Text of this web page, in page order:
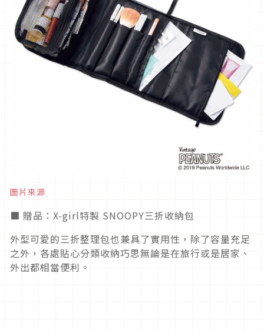
圖片來源
■ 贈品：X-girl特製 SNOOPY三折收納包
外型可愛的三折整理包也兼具了實用性，除了容量充足
之外，各處貼心分類收納巧思無論是在旅行或是居家、
外出都相當便利。